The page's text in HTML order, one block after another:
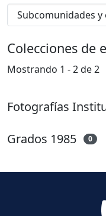
Colecciones de
Mostrando 1 - 2 de 2
Fotografías
Grados 1985 0